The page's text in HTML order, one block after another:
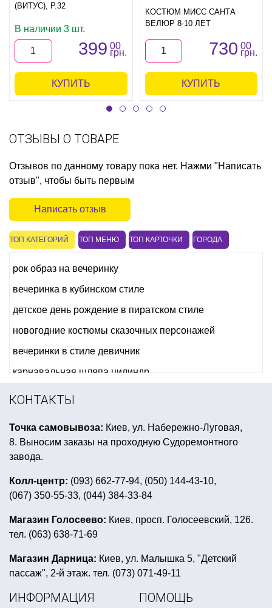
(ВИТУС), Р.32
В наличии 3 шт.
399 00
грн.
КУПИТЬ
КОСТЮМ МИСС САНТА
ВЕЛЮР 8-10 ЛЕТ
730 00
грн.
КУПИТЬ
ОТЗЫВЫ О ТОВАРЕ
Отзывов по данному товару пока нет. Нажми "Написать
отзыв", чтобы быть первым
Написать отзыв
ТОП КАТЕГОРИЙ ТОП МЕНЮ ТОП КАРТОЧКИ ГОРОДА
рок образ на вечеринку
вечеринка в кубинском стиле
детское день рождение в пиратском стиле
новогодние костюмы сказочных персонажей
вечеринки в стиле девичник
карнавальная шляпа цилиндр
карнавальные атрибуты галстук купить украина
заказать накладную бороду
праздник в стиле марвел
латексная маска купить украина
набор для дня рождения тачки
день рождения леди баг и супер кот
карнавальные костюмы и аксессуары
воздушные шары хром купить украина
день рождения в стиле микки маус
КОНТАКТЫ
Точка самовывоза: Киев, ул. Набережно-Луговая,
8. Выносим заказы на проходную Судоремонтного
завода.
Колл-центр: (093) 662-77-94, (050) 144-43-10,
(067) 350-55-33, (044) 384-33-84
Магазин Голосеево: Киев, просп. Голосеевский, 126.
тел. (063) 638-71-69
Магазин Дарница: Киев, ул. Малышка 5, "Детский
пассаж", 2-й этаж. тел. (073) 071-49-11
ИНФОРМАЦИЯ ПОМОЩЬ